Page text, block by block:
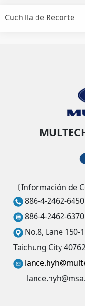
Cuchilla de Recorte
〔Información de
886-4-2462-6450
886-4-2462-6370
No.8, Lane 150-
Taichung City